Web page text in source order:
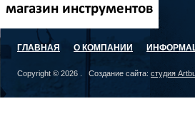
ГЛАВНАЯ О КОМПАНИИ
Copyright © 2026 . Создание сайта: студия